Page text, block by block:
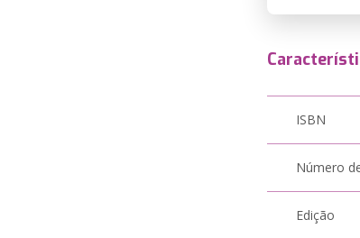
ISBN
Número
Edição